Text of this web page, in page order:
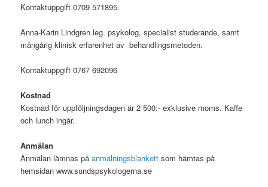
Kontaktuppgift 0709 571895.
Anna-Karin Lindgren leg. psykolog, specialist studerande, samt
mångårig klinisk erfarenhet av behandlingsmetoden.
Kontaktuppgift 0767 692096
Kostnad
Kostnad för uppföljningsdagen är 2 500:- exklusive moms. Kaffe
och lunch ingår.
Anmälan
Anmälan lämnas påanmälningsblankettsom hämtas på
hemsidan www.sundspsykologerna.se